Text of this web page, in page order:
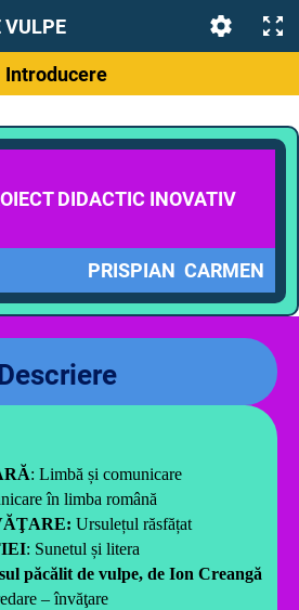
VULPE
Introducere
INOVATIV
PRISPIAN CARMEN
: Limbă și comunicare
în limba română
Ursulețul răsfățat
: Sunetul și litera
păcălit de vulpe, de Ion Creangă
– învăţare